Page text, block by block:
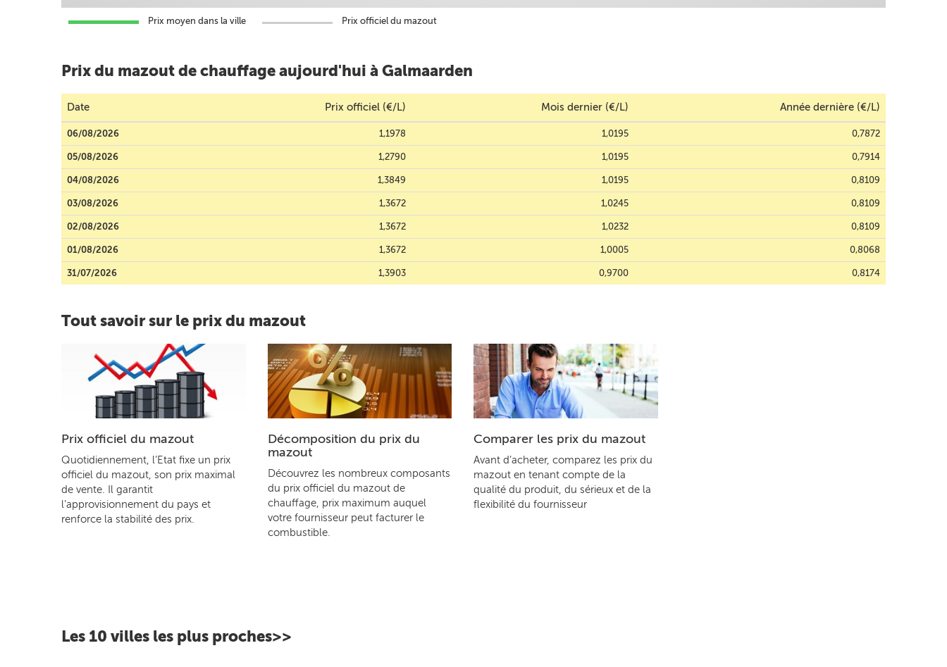
Prix moyen dans la ville Prix officiel du mazout
Prix du mazout de chauffage aujourd'hui à Galmaarden
Date Prix officiel (€/L) Mois dernier (€/L) Année dernière (€/L)
06/08/2026 1,1978 1,0195 0,7872
05/08/2026 1,2790 1,0195 0,7914
04/08/2026 1,3849 1,0195 0,8109
03/08/2026 1,3672 1,0245 0,8109
02/08/2026 1,3672 1,0232 0,8109
01/08/2026 1,3672 1,0005 0,8068
31/07/2026 1,3903 0,9700 0,8174
Tout savoir sur le prix du mazout
Prix officiel du mazout
Quotidiennement, l’Etat fixe un prix
officiel du mazout, son prix maximal
de vente. Il garantit
l’approvisionnement du pays et
renforce la stabilité des prix.
Décomposition du prix du
mazout
Découvrez les nombreux composants
du prix officiel du mazout de
chauffage, prix maximum auquel
votre fournisseur peut facturer le
combustible.
Comparer les prix du mazout
Avant d’acheter, comparez les prix du
mazout en tenant compte de la
qualité du produit, du sérieux et de la
flexibilité du fournisseur
Les 10 villes les plus proches>>